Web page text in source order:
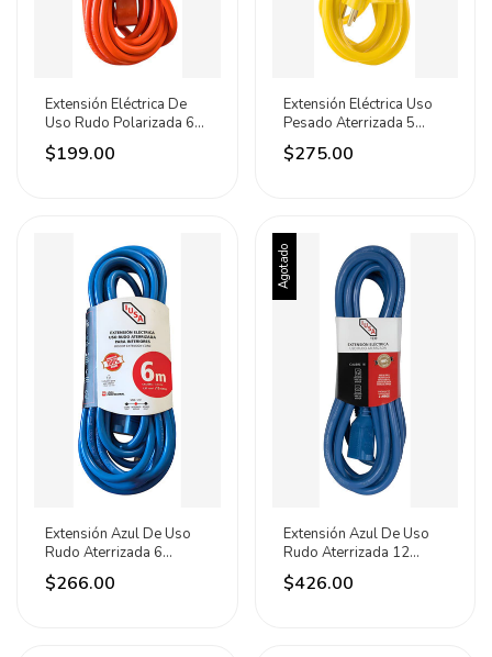
Extensión Eléctrica De
Uso Rudo Polarizada 6
Metros Iusa Naranja
$199.00
Extensión Eléctrica Uso
Pesado Aterrizada 5
Metros Iusa
$275.00
Extensión Azul De Uso
Rudo Aterrizada 6
Metros Iusa Azul
$266.00
Agotado
Extensión Azul De Uso
Rudo Aterrizada 12
Metros Iusa Azul
$426.00